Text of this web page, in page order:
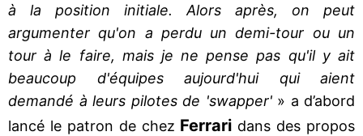
à la position initiale. Alors après, on peut
argumenter qu'on a perdu un demi-tour ou un
tour à le faire, mais je ne pense pas qu'il y ait
beaucoup d'équipes aujourd'hui qui aient
demandé à leurs pilotes de 'swapper'» a d’abord
lancé le patron de chez Ferrari dans des propos